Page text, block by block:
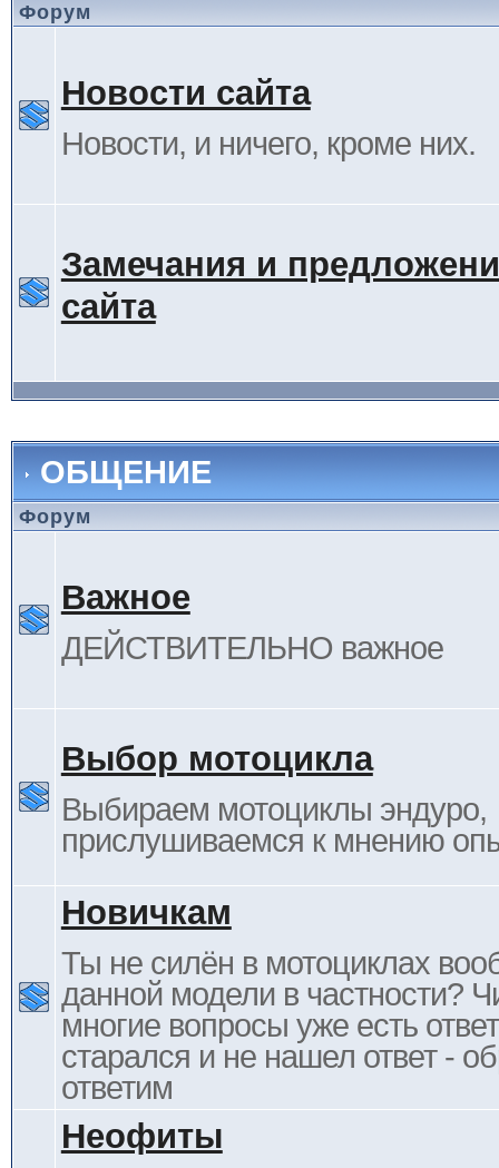
Форум
Новости сайта
Новости, и ничего, кроме них.
Замечания и
сайта
ОБЩЕНИЕ
Форум
Важное
ДЕЙСТВИТЕЛЬНО важное
Выбор мотоцикла
Выбираем мотоциклы эндуро,
прислушиваемся к мнению
Новичкам
Ты не силён в мотоциклах
данной модели в частности?
многие вопросы уже есть
старался и не нашел ответ -
ответим
Неофиты